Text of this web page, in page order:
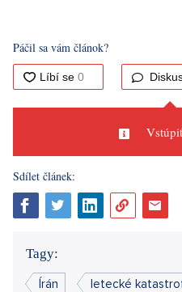
Páčil sa vám článok?
Sdílet článek:
Tagy:
Írán letecké